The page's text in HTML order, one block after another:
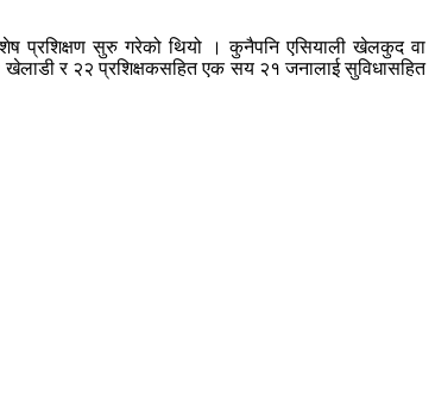
प्रशिक्षण सुरु गरेको थियो । कुनैपनि एसियाली खेलकुद वा
खेलाडी र २२ प्रशिक्षकसहित एक सय २१ जनालाई सुविधासहित